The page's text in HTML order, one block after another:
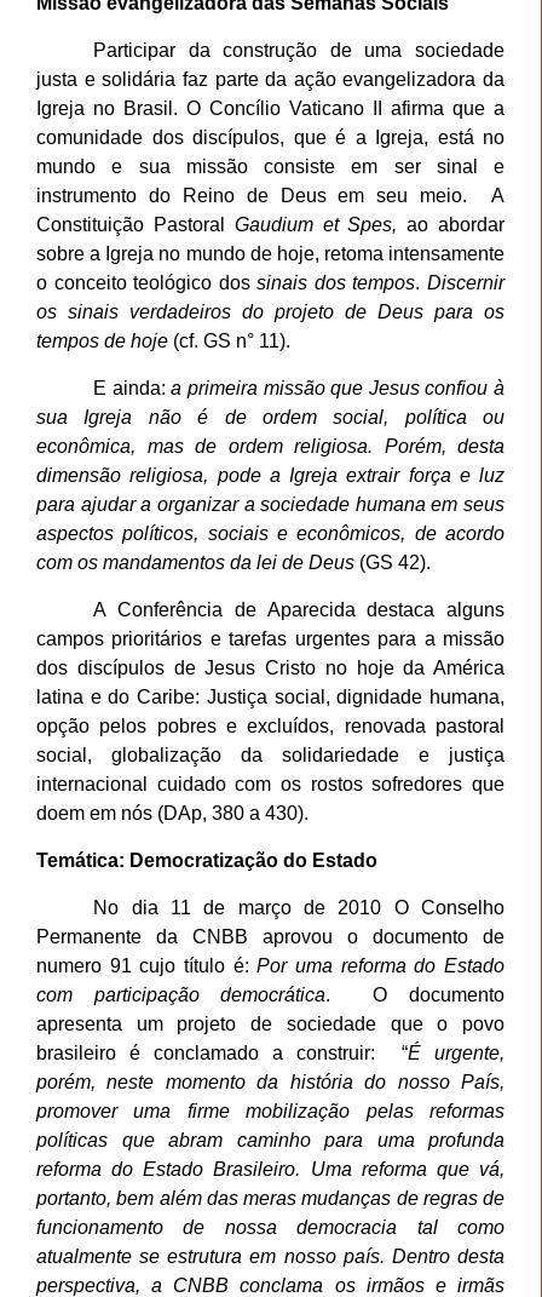
Participar da construção de uma sociedade
justa e solidária faz parte da ação evangelizadora da
Igreja no Brasil. O Concílio Vaticano II afirma que a
comunidade dos discípulos, que é a Igreja, está no
mundo e sua missão consiste em ser sinal e
instrumento do Reino de Deus em seu meio. A
Constituição Pastoral Gaudium et Spes, ao abordar
sobre a Igreja no mundo de hoje, retoma intensamente
o conceito teológico dossinais dos tempos.Discernir
os sinais verdadeiros do projeto de Deus para os
tempos de hoje (cf. GS n° 11).
E ainda:a primeira missão que Jesus confiou à
sua Igreja não é de ordem social, política ou
econômica, mas de ordem religiosa. Porém, desta
dimensão religiosa, pode a Igreja extrair força e luz
para ajudar a organizar a sociedade humana em seus
aspectos políticos, sociais e econômicos, de acordo
com os mandamentos da lei de Deus (GS 42).
A Conferência de Aparecida destaca alguns
campos prioritários e tarefas urgentes para a missão
dos discípulos de Jesus Cristo no hoje da América
latina e do Caribe: Justiça social, dignidade humana,
opção pelos pobres e excluídos, renovada pastoral
social, globalização da solidariedade e justiça
internacional cuidado com os rostos sofredores que
doem em nós (DAp, 380 a 430).
Temática: Democratização do Estado
No dia 11 de março de 2010 O Conselho
Permanente da CNBB aprovou o documento de
numero 91 cujo título é:Por uma reforma do Estado
com participação democrática. O documento
apresenta um projeto de sociedade que o povo
brasileiro é conclamado a construir: “É urgente,
porém, neste momento da história do nosso País,
promover uma firme mobilização pelas reformas
políticas que abram caminho para uma profunda
reforma do Estado Brasileiro. Uma reforma que vá,
portanto, bem além das meras mudanças de regras de
funcionamento de nossa democracia tal como
atualmente se estrutura em nosso país. Dentro desta
perspectiva, a CNBB conclama os irmãos e irmãs